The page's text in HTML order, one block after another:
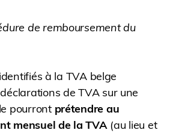
de remboursement du
à la TVA belge
de TVA sur une
pourrontprétendre au
mensuel de la TVA(au lieu et